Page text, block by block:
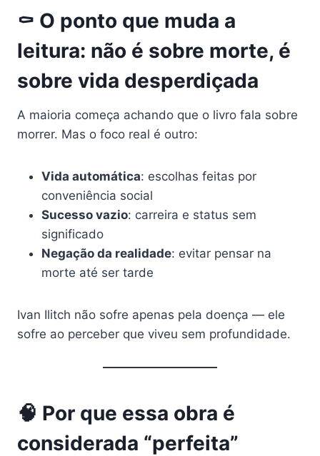
⚰️ O ponto que muda a
leitura: não é sobre morte, é
sobre vida desperdiçada
A maioria começa achando que o livro fala sobre
morrer. Mas o foco real é outro:
Vida automática: escolhas feitas por
conveniência social
Sucesso vazio: carreira e status sem
significado
Negação da realidade: evitar pensar na
morte até ser tarde
Ivan Ilitch não sofre apenas pela doença — ele
sofre ao perceber que viveu sem profundidade.
🧠 Por que essa obra é
considerada “perfeita”